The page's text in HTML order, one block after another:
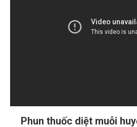
Phun thuốc diệt muỗi
giảm giá